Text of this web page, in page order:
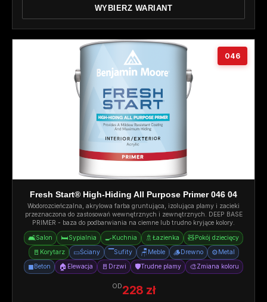
WYBIERZ WARIANT
046
Fresh Start® High-Hiding All Purpose Primer 046 04
Wodorozcieńczalna, akrylowa farba gruntująca, izolująca plamy i zacieki
przeznaczona do zastosowań wewnętrznych i zewnętrznych. DEEP BASE
PRIMER - baza do podbarwiania na ciemne lub trudno kryjące kolory.
🛋️Salon 🛏️Sypialnia 🍳Kuchnia 🚿 Łazienka 🧸Pokój dziecięcy
🚪 Korytarz ▭Ściany ▔Sufity 🪑 Meble 🪵Drewno ⚙️Metal
◼Beton 🏠 Elewacja 🚪 Drzwi 🛡️Trudne plamy 🎨Zmiana koloru
OD228 zł